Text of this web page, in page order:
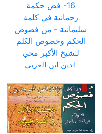
16- فص حكمة
رحمانية في كلمة
سليمانية - من فصوص
الحكم وخصوص الكلم
للشيخ الأكبر محي
الدين ابن العربي